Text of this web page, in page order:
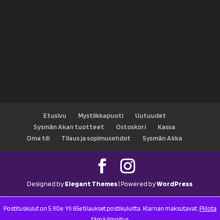
Postituskulut on 5.90e. Yli 65e tilaukset postikuluitta. Klarnan maksutavat. Piilota
Etusivu Mystiikkapuoti
Uutuudet
Sysmän Akan tuotteet
Ostoskori
Kassa
Oma tili
Tilaus ja sopimusehdot Sysmän Akka
Designed byElegant Themes| Powered byWordPress